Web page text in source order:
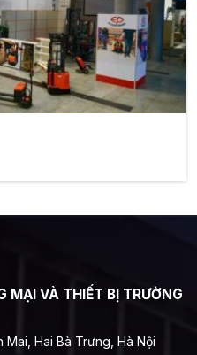
MẠI VÀ THIẾT BỊ TRƯỜNG
Mai, Hai Bà Trưng, Hà Nội